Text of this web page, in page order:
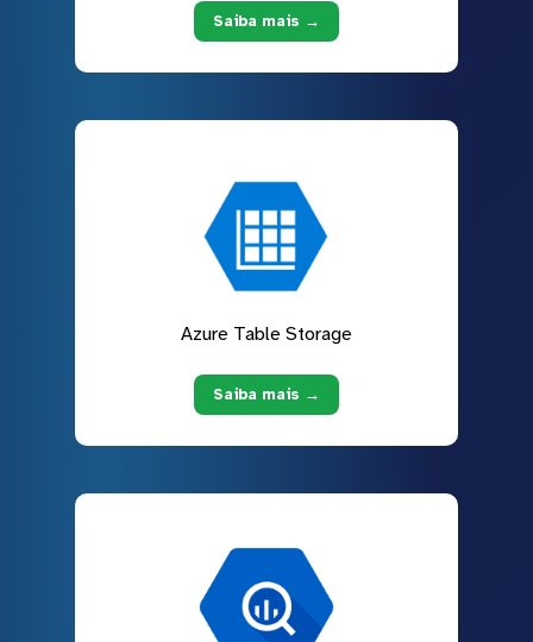
Saiba mais →
Azure Table Storage
Saiba mais →